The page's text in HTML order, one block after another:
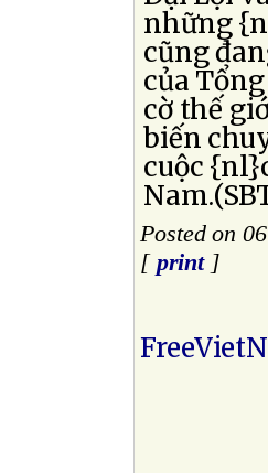
những
cũng
của
cờ thế
biến
cuộc
Posted on
[ print]